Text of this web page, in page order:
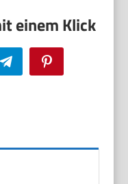
Telegram